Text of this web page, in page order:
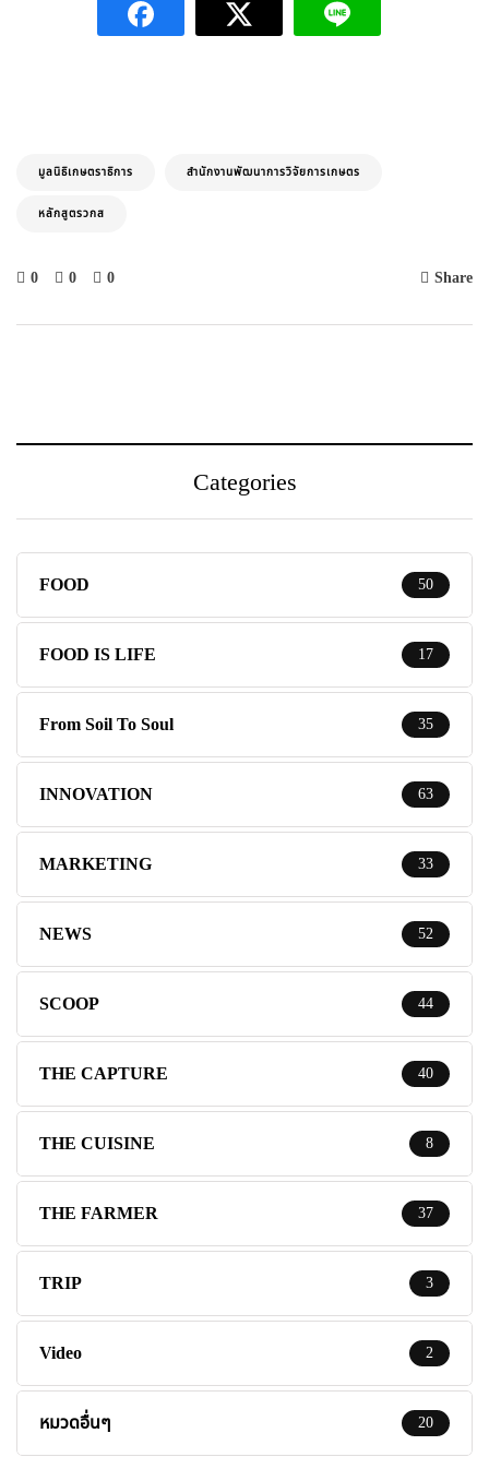
มูลนิธิเกษตราธิการ สำนักงานพัฒนาการวิจัยการเกษตร
หลักสูตรวกส
0 0 0 Share
Categories
FOOD 50
FOOD IS LIFE 17
From Soil To Soul 35
INNOVATION 63
MARKETING 33
NEWS 52
SCOOP 44
THE CAPTURE 40
THE CUISINE 8
THE FARMER 37
TRIP 3
Video 2
หมวดอื่นๆ 20